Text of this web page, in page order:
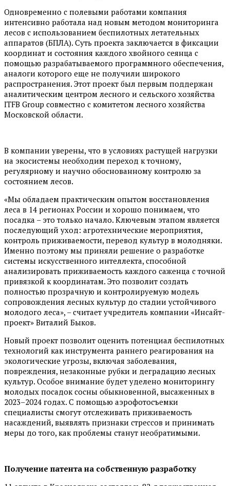
Одновременно с полевыми работами компания
интенсивно работала над новым методом мониторинга
лесов с использованием беспилотных летательных
аппаратов (БПЛА). Суть проекта заключается в фиксации
координат и состояния каждого хвойного сеянца с
помощью разрабатываемого программного обеспечения,
аналоги которого еще не получили широкого
распространения. Этот проект был первым поддержан
аналитическим центром лесного и сельского хозяйства
ITFB Group совместно с комитетом лесного хозяйства
Московской области.
В компании уверены, что в условиях растущей нагрузки
на экосистемы необходим переход к точному,
регулярному и научно обоснованному контролю за
состоянием лесов.
«Мы обладаем практическим опытом восстановления
леса в 14 регионах России и хорошо понимаем, что
посадка – это только начало. Ключевым этапом является
последующий уход: агротехнические мероприятия,
контроль приживаемости, перевод культур в молодняки.
Именно поэтому мы приняли решение о разработке
системы искусственного интеллекта, способной
анализировать приживаемость каждого саженца с точной
привязкой к координатам. Это позволит создать
полностью прозрачную и контролируемую модель
сопровождения лесных культур до стадии устойчивого
молодого леса», – считает учредитель компании «Инсайт-
проект» Виталий Быков.
Новый проект позволит оценить потенциал беспилотных
технологий как инструмента раннего реагирования на
экологические угрозы, включая заболевания,
повреждения, незаконные рубки и деградацию лесных
культур. Особое внимание будет уделено мониторингу
молодых посадок сосны обыкновенной, высаженных в
2023–2024 годах. С помощью аэрофотосъемки
специалисты смогут отслеживать приживаемость
насаждений, выявлять признаки стрессов и принимать
меры до того, как проблемы станут необратимыми.
Получение патента на собственную разработку